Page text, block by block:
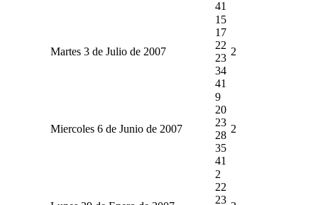
41
Martes 3 de Julio de 2007
15
17
22
23
34
41
2
Miercoles 6 de Junio de 2007
9
20
23
28
35
41
2
2
22
23